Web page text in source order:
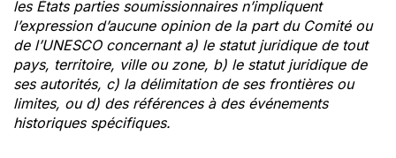
les États parties soumissionnaires n’impliquent
l’expression d’aucune opinion de la part du Comité ou
de l’UNESCO concernant a) le statut juridique de tout
pays, territoire, ville ou zone, b) le statut juridique de
ses autorités, c) la délimitation de ses frontières ou
limites, ou d) des références à des événements
historiques spécifiques.